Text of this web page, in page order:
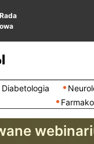
Diabetologia